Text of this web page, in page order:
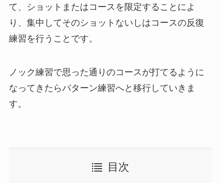
て、ショットまたはコースを限定することによ
り、集中してそのショットないしはコースの反復
練習を行うことです。
ノック練習で思った通りのコースが打てるように
なってきたらパターン練習へと移行していきま
す。
目次